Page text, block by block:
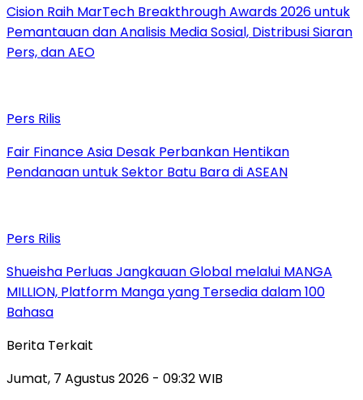
Cision Raih MarTech Breakthrough Awards 2026 untuk
Pemantauan dan Analisis Media Sosial, Distribusi Siaran
Pers, dan AEO
Pers Rilis
Fair Finance Asia Desak Perbankan Hentikan
Pendanaan untuk Sektor Batu Bara di ASEAN
Pers Rilis
Shueisha Perluas Jangkauan Global melalui MANGA
MILLION, Platform Manga yang Tersedia dalam 100
Bahasa
Berita Terkait
Jumat, 7 Agustus 2026 - 09:32 WIB